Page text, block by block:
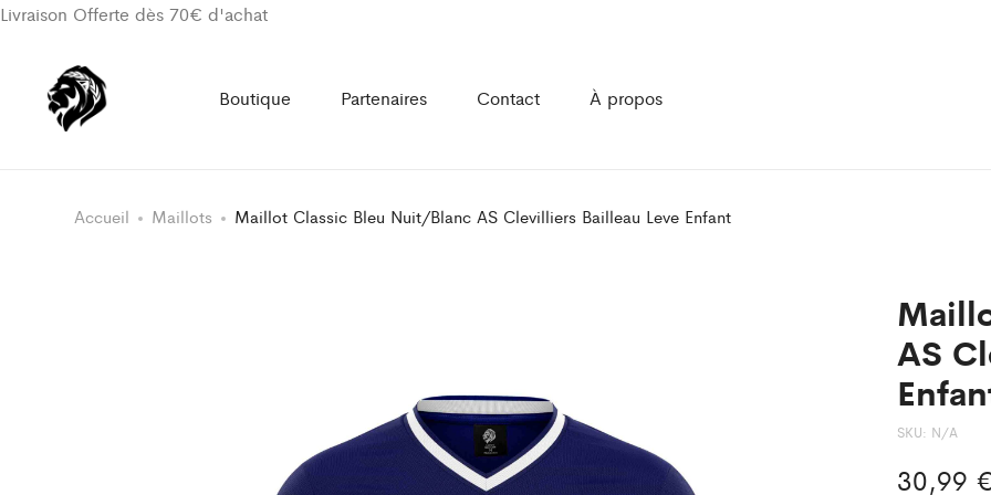
Livraison Offerte dès 70€ d'achat
Boutique Partenaires Contact À propos
Accueil Maillots Maillot Classic Bleu Nuit/Blanc AS Clevilliers Bailleau Leve Enfant
AS
SKU: N/A
30,99